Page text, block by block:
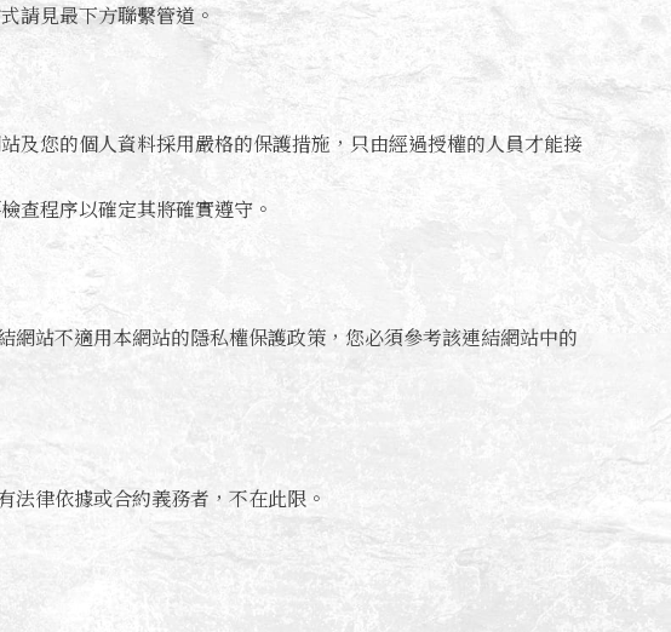
請見最下方聯繫管道。
及您的個人資料採用嚴格的保護措施，只由經過授權的人員才能接
查程序以確定其將確實遵守。
站不適用本網站的隱私權保護政策，您必須參考該連結網站中的
律依據或合約義務者，不在此限。